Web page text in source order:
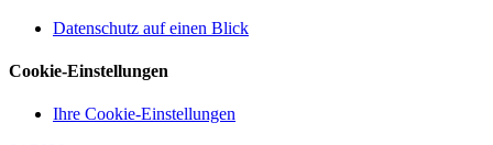
Datenschutz auf einen Blick
Cookie-Einstellungen
Ihre Cookie-Einstellungen